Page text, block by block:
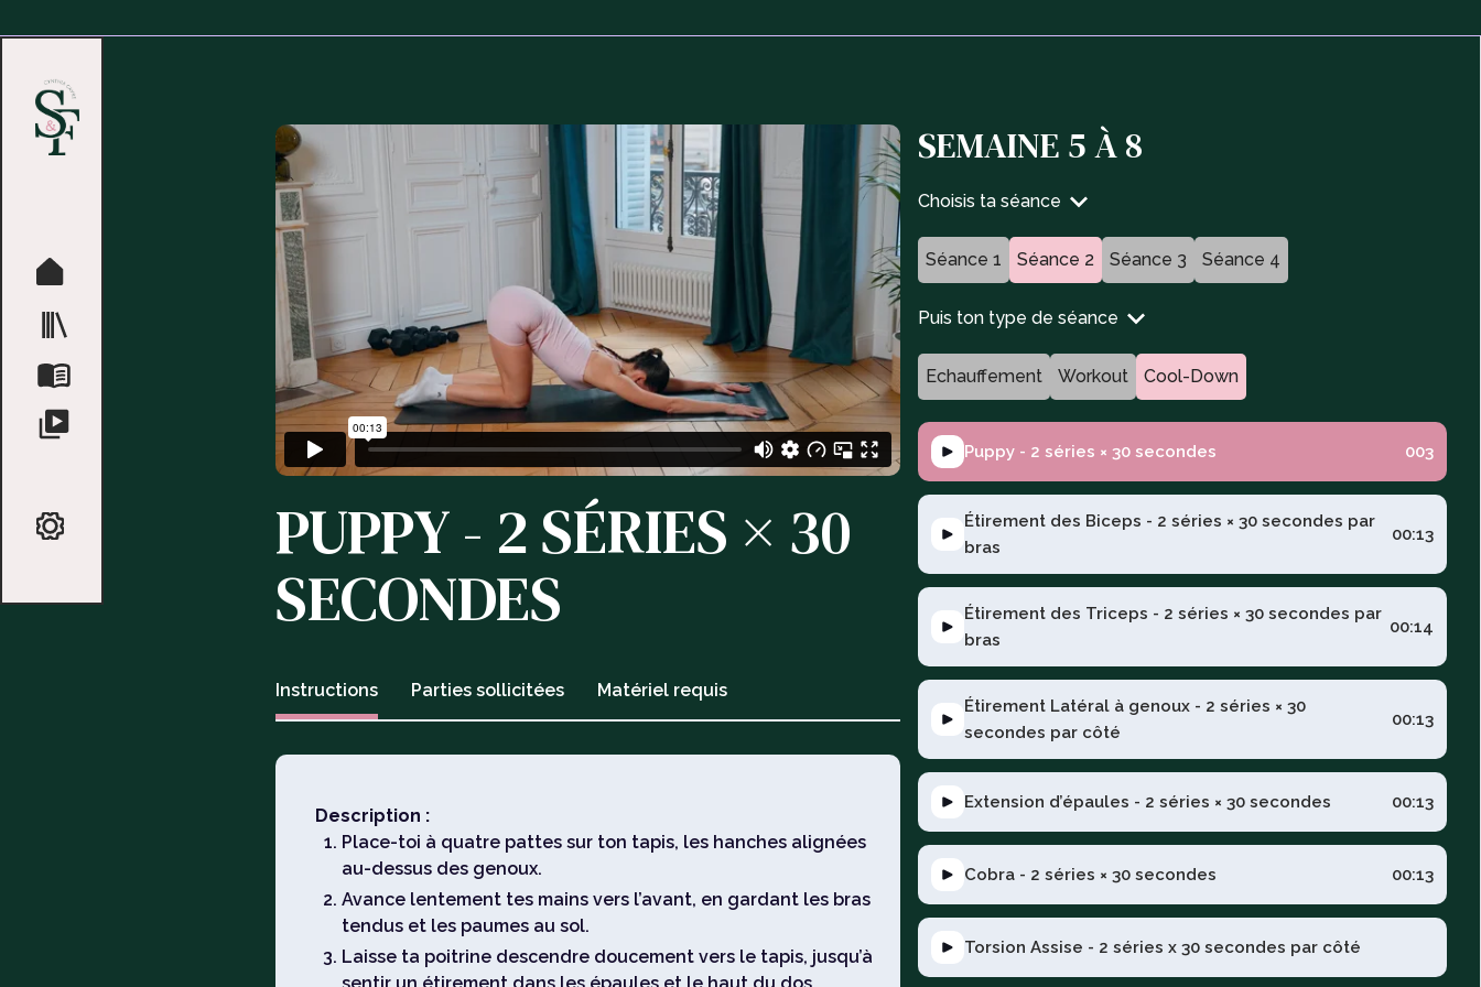
PUPPY - 2 SÉRIES × 30
SECONDES
Instructions Parties sollicitées Matériel requis
Description :
Place-toi à quatre pattes sur ton tapis, les hanches alignées
au-dessus des genoux.
Avance lentement tes mains vers l’avant, en gardant les bras
tendus et les paumes au sol.
Laisse ta poitrine descendre doucement vers le tapis, jusqu’à
SEMAINE 5 À 8
Choisis ta séance
Séance 1 Séance 2 Séance 3 Séance 4
Puis ton type de séance
Echauffement Workout Cool-Down
Puppy - 2 séries × 30 secondes 003
Étirement des Biceps - 2 séries × 30 secondes par
bras
00:13
Étirement des Triceps - 2 séries × 30 secondes par
bras
00:14
Étirement Latéral à genoux - 2 séries × 30
secondes par côté
00:13
Extension d’épaules - 2 séries × 30 secondes 00:13
Cobra - 2 séries × 30 secondes 00:13
Torsion Assise - 2 séries x 30 secondes par côté